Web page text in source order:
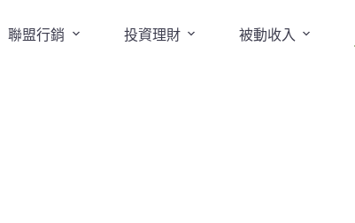
聯盟行銷 投資理財 被動收入